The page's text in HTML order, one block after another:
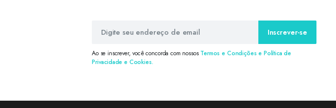
Inscrever-se
Ao se inscrever, você concorda com nossos Termos e Condições e Política de
Privacidade e Cookies.